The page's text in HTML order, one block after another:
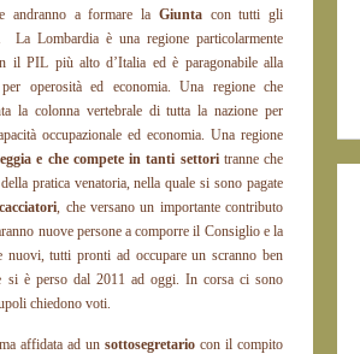
andranno a formare la Giuntacon tutti gli
La Lombardia è una regione particolarmente
il PIL più alto d’Italia ed è paragonabile alla
per operosità ed economia. Una regione che
la colonna vertebrale di tutta la nazione per
occupazionale ed economia. Una regione
e che compete in tanti settoritranne che
pratica venatoria, nella quale si sono pagate
, che versano un importante contributo
nuove persone a comporre il Consiglio e la
nuovi, tutti pronti ad occupare un scranno ben
si è perso dal 2011 ad oggi. In corsa ci sono
chiedono voti.
affidata ad unsottosegretario con il compito